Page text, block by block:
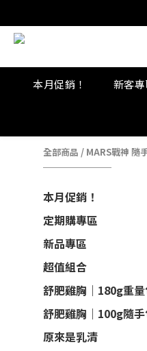
本月促銷！ 新客專
全部商品 / MARS戰神 隨
本月促銷！
定期購專區
新品專區
超值組合
舒肥雞胸｜180g重
舒肥雞胸｜100g隨
原來是乳清